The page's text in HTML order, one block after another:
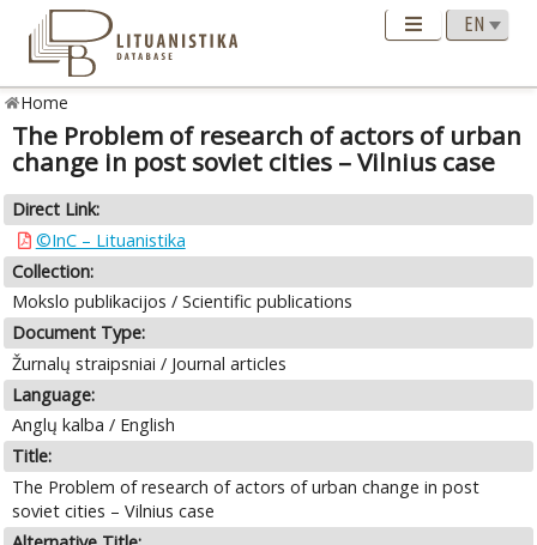
Home
The Problem of research of actors of urban
change in post soviet cities – Vilnius case
Direct Link:
©InC – Lituanistika
Collection:
Mokslo publikacijos / Scientific publications
Document Type:
Žurnalų straipsniai / Journal articles
Language:
Anglų kalba / English
Title:
The Problem of research of actors of urban change in post
soviet cities – Vilnius case